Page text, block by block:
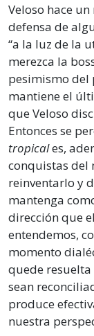
Veloso hace
defensa de
“a la luz de la
merezca la
pesimismo
mantiene el
que Veloso
Entonces se
tropicales,
conquistas del
reinventarlo y
mantenga
dirección que
entendemos,
momento
quede
sean
produce
nuestra